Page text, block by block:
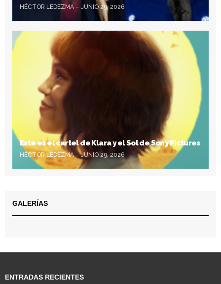
HÉCTOR LEDEZMA JUNIO 29, 2026
Este es el cartel de Klara y el Sol de Sony Pictures
HÉCTOR LEDEZMA JUNIO 29, 2026
GALERÍAS
ENTRADAS RECIENTES